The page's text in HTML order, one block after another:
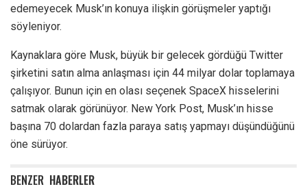
edemeyecek Musk’ın konuya ilişkin görüşmeler yaptığı
söyleniyor.
Kaynaklara göre Musk, büyük bir gelecek gördüğü Twitter
şirketini satın alma anlaşması için 44 milyar dolar toplamaya
çalışıyor. Bunun için en olası seçenek SpaceX hisselerini
satmak olarak görünüyor. New York Post, Musk’ın hisse
başına 70 dolardan fazla paraya satış yapmayı düşündüğünü
öne sürüyor.
BENZER HABERLER